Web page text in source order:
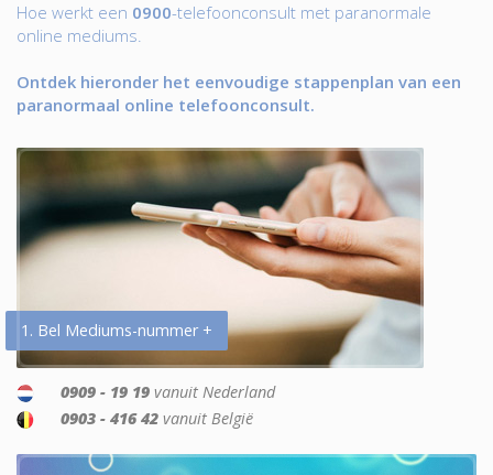
Hoe werkt een 0900-telefoonconsult met paranormale
online mediums.
Ontdek hieronder het eenvoudige stappenplan van een
paranormaal online telefoonconsult.
1. Bel Mediums-nummer +
0909 - 19 19 vanuit Nederland
0903 - 416 42 vanuit België